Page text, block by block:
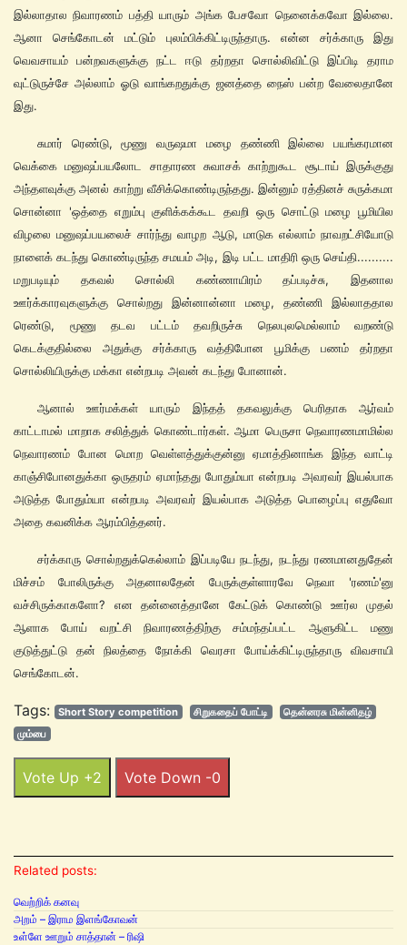
இல்லாதால நிவாரணம் பத்தி யாரும் அங்க பேசவோ நெனைக்கவோ இல்லை.
ஆனா செங்கோடன் மட்டும் புலம்பிக்கிட்டிருந்தாரு. என்ன சர்க்காரு இது
வெவசாயம் பன்றவகளுக்கு நட்ட ஈடு தர்றதா சொல்லிவிட்டு இப்பிடி தராம
வுட்டுருச்சே அல்லாம் ஓடு வாங்கறதுக்கு ஜனத்தை நைஸ் பன்ற வேலைதானே
இது.
சுமார் ரெண்டு, மூணு வருஷமா மழை தண்ணி இல்லை பயங்கரமான
வெக்கை மனுஷப்பயலோட சாதாரண சுவாசக் காற்றுகூட சூடாய் இருக்குது
அந்தளவுக்கு அனல் காற்று வீசிக்கொண்டிருந்தது. இன்னும் ரத்தினச் சுருக்கமா
சொன்னா 'ஒத்தை எறும்பு குளிக்கக்கூட தவறி ஒரு சொட்டு மழை பூமியில
விழலை மனுஷப்பயலைச் சார்ந்து வாழற ஆடு, மாடுக எல்லாம் நாவறட்சியோடு
நாளைக் கடந்து கொண்டிருந்த சமயம் அடி, இடி பட்ட மாதிரி ஒரு செய்தி..........
மறுபடியும் தகவல் சொல்லி கண்ணாயிரம் தப்படிச்சு, இதனால
ஊர்க்காரவுகளுக்கு சொல்றது இன்னான்னா மழை, தண்ணி இல்லாததால
ரெண்டு, மூணு தடவ பட்டம் தவறிருச்சு நெலபுலமெல்லாம் வறண்டு
கெடக்குதில்லை அதுக்கு சர்க்காரு வத்திபோன பூமிக்கு பணம் தர்றதா
சொல்லியிருக்கு மக்கா என்றபடி அவன் கடந்து போனான்.
ஆனால் ஊர்மக்கள் யாரும் இந்தத் தகவலுக்கு பெரிதாக ஆர்வம்
காட்டாமல் மாறாக சலித்துக் கொண்டார்கள். ஆமா பெருசா நெவாரணமாமில்ல
நெவாரணம் போன மொற வெள்ளத்துக்குன்னு ஏமாத்தினாங்க இந்த வாட்டி
காஞ்சிபோனதுக்கா ஒருதரம் ஏமாந்தது போதும்யா என்றபடி அவரவர் இயல்பாக
அடுத்த போதும்யா என்றபடி அவரவர் இயல்பாக அடுத்த பொழைப்பு எதுவோ
அதை கவனிக்க ஆரம்பித்தனர்.
சர்க்காரு சொல்றதுக்கெல்லாம் இப்படியே நடந்து, நடந்து ரணமானதுதேன்
மிச்சம் போலிருக்கு அதனாலதேன் பேருக்குள்ளாரவே நெவா 'ரணம்'னு
வச்சிருக்காகளோ? என தன்னைத்தானே கேட்டுக் கொண்டு ஊர்ல முதல்
ஆளாக போய் வறட்சி நிவாரணத்திற்கு சம்மந்தப்பட்ட ஆளுகிட்ட மணு
குடுத்துட்டு தன் நிலத்தை நோக்கி வெரசா போய்க்கிட்டிருந்தாரு விவசாயி
செங்கோடன்.
Tags: Short Story competition சிறுகதைப் போட்டி
தென்னரசு மின்னிதழ்
மும்பை
Vote Up +2 Vote Down -0
Related posts:
வெற்றிக் கனவு
அறம் – இராம இளங்கோவன்
உள்ளே ஊறும் சாத்தான் – ரிஷி